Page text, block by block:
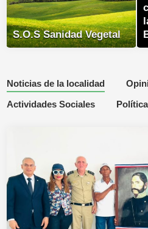
S.O.S Sanidad Vegetal
Noticias de la localidad
Actividades Sociales